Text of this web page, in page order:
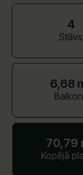
4
Stāvs
6,68
70,79
Kopējā